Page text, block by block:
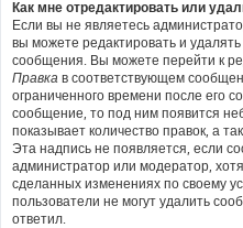
Как мне отредактировать или
Если вы не являетесь
вы можете редактировать и
сообщения. Вы можете перейти к
Правка в соответствующем
ограниченного времени после его
сообщение, то под ним появится
показывает количество правок, а
Эта надпись не появляется, если
администратор или модератор,
сделанных изменениях по своему
пользователи не могут удалить
ответил.